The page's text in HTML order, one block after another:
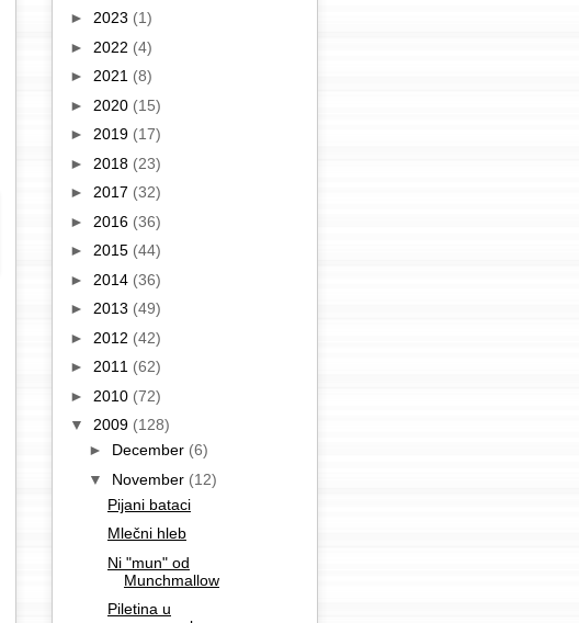
► 2023 (1)
► 2022 (4)
► 2021 (8)
► 2020 (15)
► 2019 (17)
► 2018 (23)
► 2017 (32)
► 2016 (36)
► 2015 (44)
► 2014 (36)
► 2013 (49)
► 2012 (42)
► 2011 (62)
► 2010 (72)
▼ 2009 (128)
► December (6)
▼ November (12)
Pijani bataci
Mlečni hleb
Ni "mun" od
Munchmallow
Piletina u